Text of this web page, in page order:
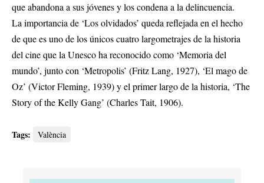
que abandona a sus jóvenes y los condena a la delincuencia.
La importancia de ‘Los olvidados’ queda reflejada en el hecho
de que es uno de los únicos cuatro largometrajes de la historia
del cine que la Unesco ha reconocido como ‘Memoria del
mundo’, junto con ‘Metropolis’ (Fritz Lang, 1927), ‘El mago de
Oz’ (Victor Fleming, 1939) y el primer largo de la historia, ‘The
Story of the Kelly Gang’ (Charles Tait, 1906).
Tags: València